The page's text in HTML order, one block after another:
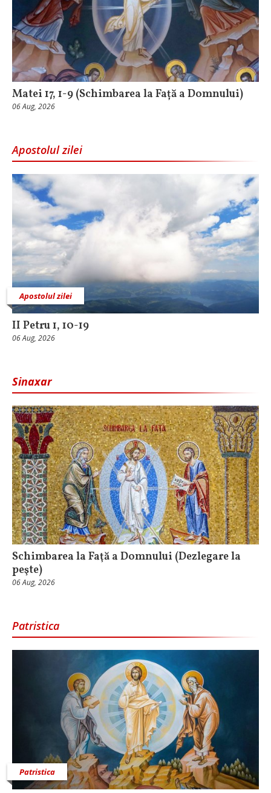
Matei 17, 1-9 (Schimbarea la Față a Domnului)
06 Aug, 2026
Apostolul zilei
Apostolul zilei
II Petru 1, 10-19
06 Aug, 2026
Sinaxar
Schimbarea la Faţă a Domnului (Dezlegare la
peşte)
06 Aug, 2026
Patristica
Patristica